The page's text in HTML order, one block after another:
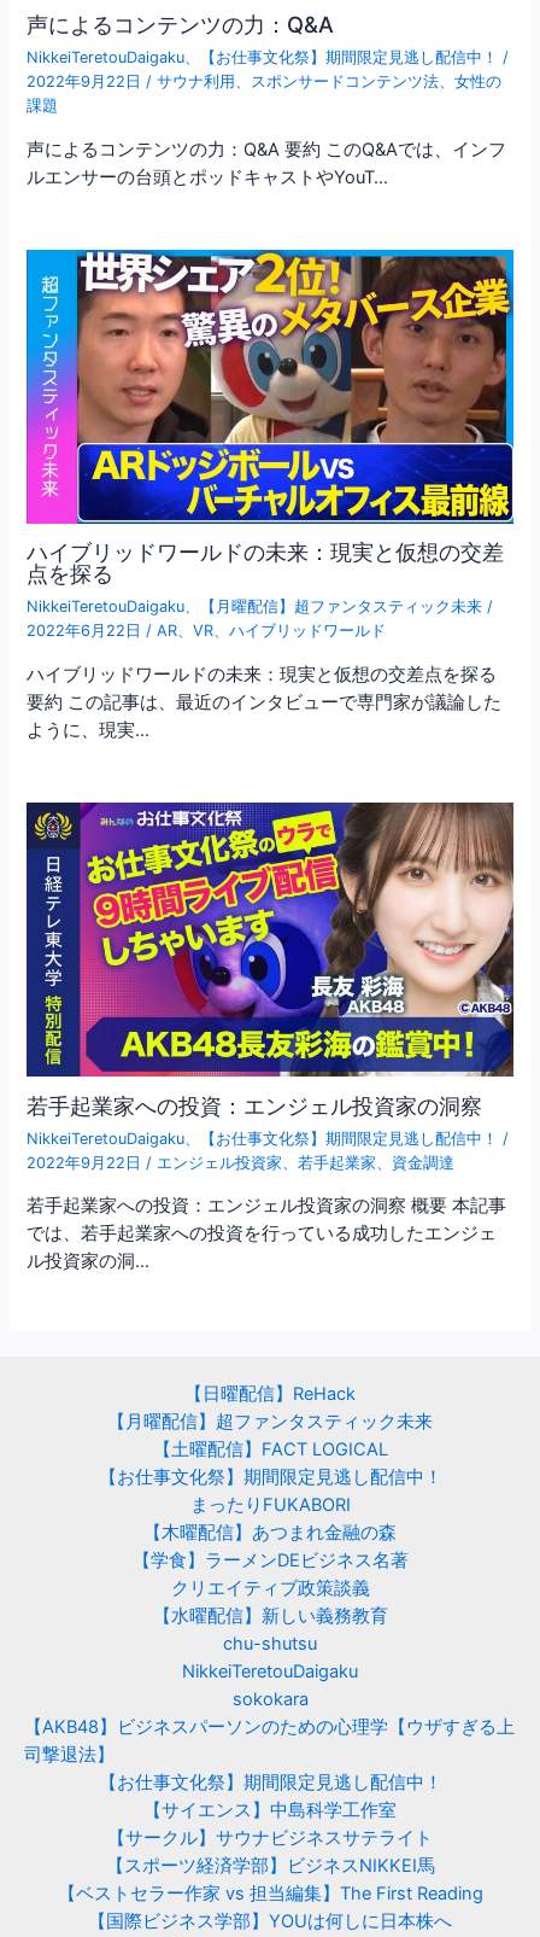
声によるコンテンツの力：Q&A
NikkeiTeretouDaigaku、 【お仕事文化祭】期間限定見逃し配信中！ /
2022年9月22日 /サウナ利用 、 スポンサードコンテンツ法、女性の
課題
声によるコンテンツの力：Q&A 要約 このQ&Aでは、インフ
ルエンサーの台頭とポッドキャストやYouT…
ハイブリッドワールドの未来：現実と仮想の交差
点を探る
NikkeiTeretouDaigaku、 【月曜配信】超ファンタスティック未来 /
2022年6月22日 /AR、VR、ハイブリッドワールド
ハイブリッドワールドの未来：現実と仮想の交差点を探る
要約 この記事は、最近のインタビューで専門家が議論した
ように、現実…
若手起業家への投資：エンジェル投資家の洞察
NikkeiTeretouDaigaku 【お仕事文化祭】期間限定見逃し配信中！
/
2022年9月22日 / エンジェル投資家 、若手起業家 資金調達
若手起業家への投資：エンジェル投資家の洞察 概要 本記事
では、若手起業家への投資を行っている成功したエンジェ
ル投資家の洞…
【日曜配信】ReHack
【月曜配信】超ファンタスティック未来
【土曜配信】FACT LOGICAL
【お仕事文化祭】期間限定見逃し配信中！
まったりFUKABORI
【木曜配信】あつまれ金融の森
【学食】ラーメンDEビジネス名著
クリエイティブ政策談義
【水曜配信】新しい義務教育
chu-shutsu
NikkeiTeretouDaigaku
sokokara
【AKB48】ビジネスパーソンのための心理学【ウザすぎる上
司撃退法】
【お仕事文化祭】期間限定見逃し配信中！
【サイエンス】中島科学工作室
【サークル】サウナビジネスサテライト
【スポーツ経済学部】ビジネスNIKKEI馬
【ベストセラー作家 vs 担当編集】The First Reading
【国際ビジネス学部】YOUは何しに日本株へ